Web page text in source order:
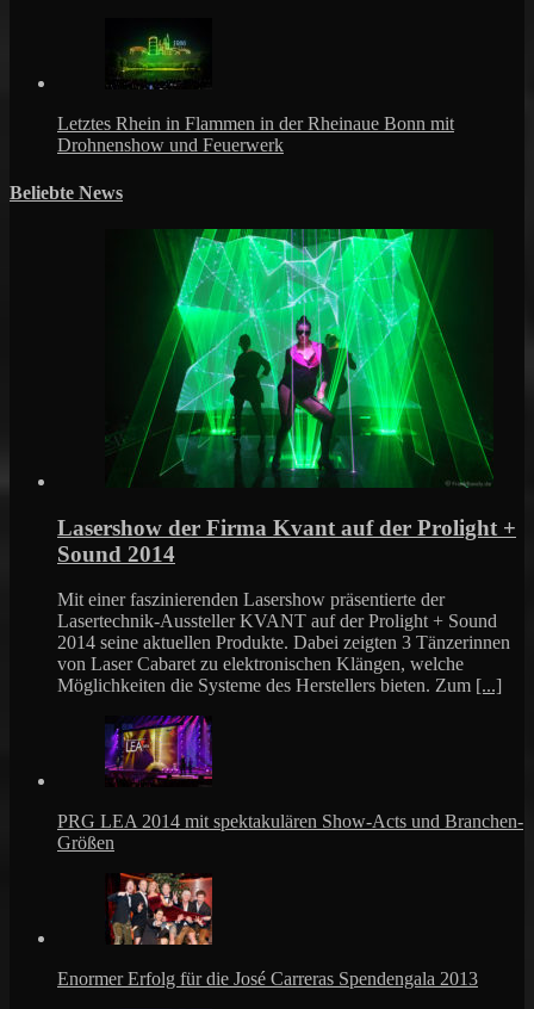
Letztes Rhein in Flammen in der Rheinaue Bonn mit
Drohnenshow und Feuerwerk
Beliebte News
Lasershow der Firma Kvant auf der Prolight +
Sound 2014
Mit einer faszinierenden Lasershow präsentierte der
Lasertechnik-Aussteller KVANT auf der Prolight + Sound
2014 seine aktuellen Produkte. Dabei zeigten 3 Tänzerinnen
von Laser Cabaret zu elektronischen Klängen, welche
Möglichkeiten die Systeme des Herstellers bieten. Zum [...]
PRG LEA 2014 mit spektakulären Show-Acts und Branchen-
Größen
Enormer Erfolg für die José Carreras Spendengala 2013